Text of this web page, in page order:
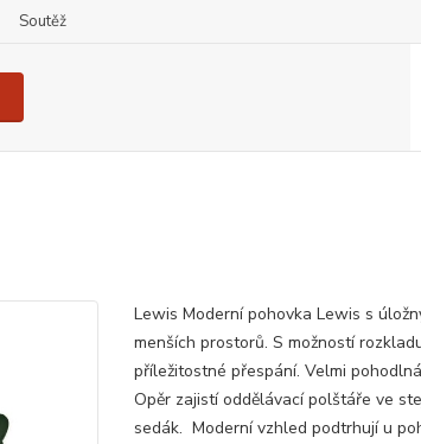
Soutěž
Lewis Moderní pohovka Lewis s
menších prostorů. S možností
příležitostné přespání. Velmi
Opěr zajistí oddělávací polštáře ve
sedák. Moderní vzhled podtrhují u